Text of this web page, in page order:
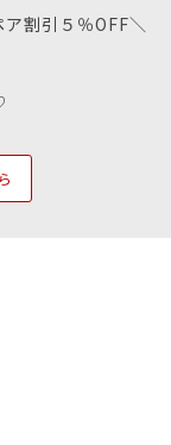
割引５％OFF＼